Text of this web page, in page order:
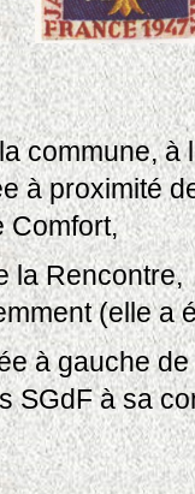
commune, à
à proximité
Comfort,
la Rencontre,
(elle a
à gauche
SGdF à sa